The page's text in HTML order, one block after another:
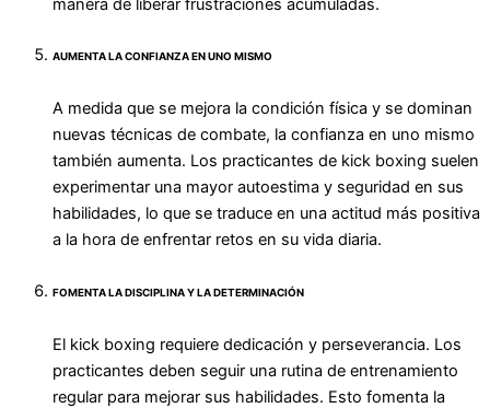
AUMENTA LA CONFIANZA EN UNO MISMO
A medida que se mejora la condición física y se dominan
nuevas técnicas de combate, la confianza en uno mismo
también aumenta. Los practicantes de kick boxing suelen
experimentar una mayor autoestima y seguridad en sus
habilidades, lo que se traduce en una actitud más positiva
a la hora de enfrentar retos en su vida diaria.
FOMENTA LA DISCIPLINA Y LA DETERMINACIÓN
El kick boxing requiere dedicación y perseverancia. Los
practicantes deben seguir una rutina de entrenamiento
regular para mejorar sus habilidades. Esto fomenta la